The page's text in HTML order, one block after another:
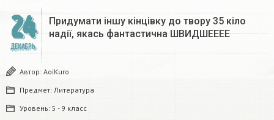
24
ДЕКАБРЬ
Придумати іншу кінцівку до твору 35 кіло
надії, якась фантастична​ ШВИДШЕЕЕЕ
Автор: AoiKuro
Предмет: Литература
Уровень: 5 - 9 класс